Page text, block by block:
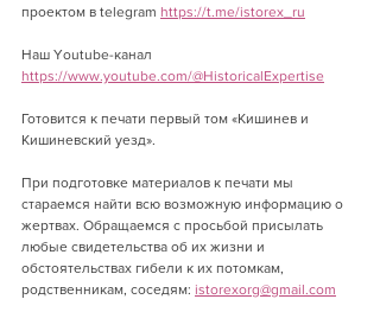
проектом в telegram https://t.me/istorex_ru
Наш Youtube-канал
https://www.youtube.com/@HistoricalExpertise
Готовится к печати первый том «Кишинев и
Кишиневский уезд».
При подготовке материалов к печати мы
стараемся найти всю возможную информацию о
жертвах. Обращаемся с просьбой присылать
любые свидетельства об их жизни и
обстоятельствах гибели к их потомкам,
родственникам, соседям: istorexorg@gmail.com